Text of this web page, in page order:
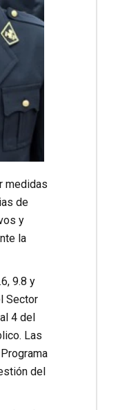
medidas
de
y
la
9.8 y
Sector
4 del
Las
del